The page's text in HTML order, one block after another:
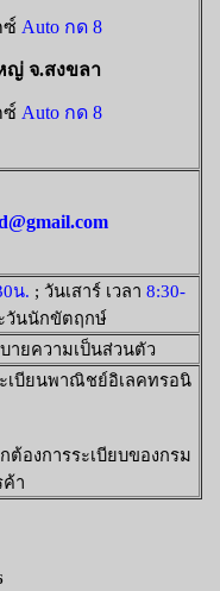
ซ์ Auto กด 8
ญ่ จ.สงขลา
ซ์ Auto กด 8
น. ; วันเสาร์ เวลา 8:30-
วันนักขัตฤกษ์
วามเป็นส่วนตัว
เบียนพาณิชย์อิเลคทรอนิ
องการระเบียบของกรม
า